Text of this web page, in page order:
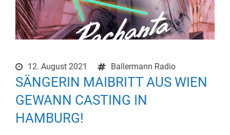
12. August 2021 Ballermann Radio
SÄNGERIN MAIBRITT AUS WIEN
GEWANN CASTING IN
HAMBURG!